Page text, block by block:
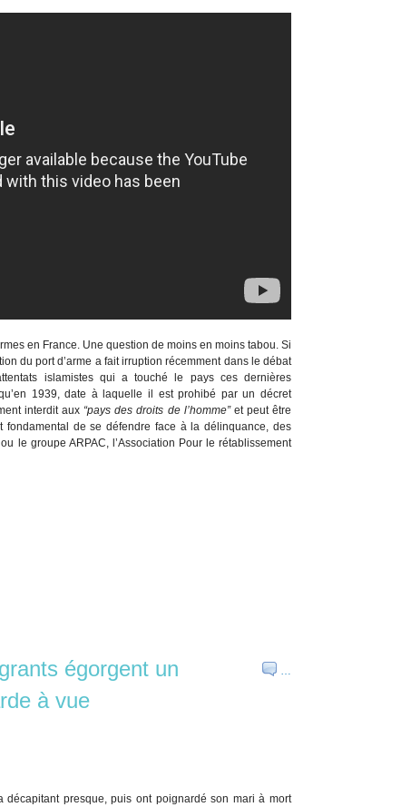
en France. Une question de moins en moins tabou. Si
du port d’arme a fait irruption récemment dans le débat
islamistes qui a touché le pays ces dernières
1939, date à laquelle il est prohibé par un décret
interdit aux “pays des droits de l’homme”et peut être
de se défendre face à la délinquance, des
le groupe ARPAC, l’Association Pour le rétablissement
…
égorgent un
à vue
presque, puis ont poignardé son mari à mort